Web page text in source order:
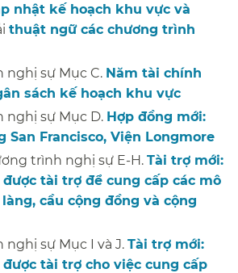
nhật kế hoạch khu vực và
thuật ngữ các chương trình
nghị sự Mục C. Năm tài chính
sách kế hoạch khu vực
nghị sự Mục D. Hợp đồng mới:
San Francisco, Viện Longmore
trình nghị sự E-H. Tài trợ mới:
tài trợ để cung cấp các mô
cầu cộng đồng và cộng
sự Mục I và J. Tài trợ mới:
tài trợ cho việc cung cấp